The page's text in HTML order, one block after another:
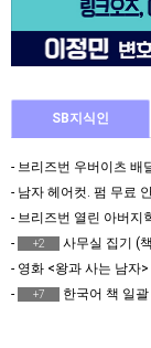
SB지식인
- 브리즈번 우버이츠 배
- 남자 헤어컷. 펌 무료
- 브리즈번 열린 아버지
-
+2
사무실 집기 (
- 영화 <왕과 사는 남자
-
+7 한국어 책 일